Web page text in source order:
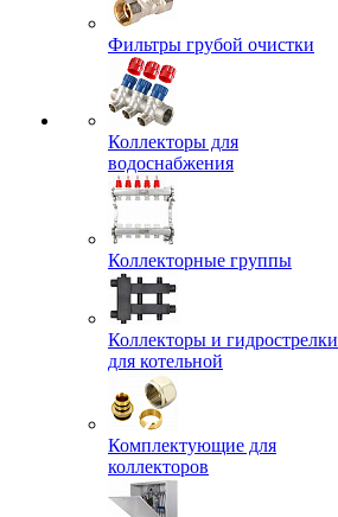
Фильтры грубой очистки
Коллекторы для
водоснабжения
Коллекторные группы
Коллекторы и гидрострелки
для котельной
Комплектующие для
коллекторов